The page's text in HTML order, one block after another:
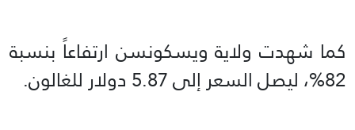
كما شهدت ولاية ويسكونسن ارتفاعاً بنسبة
82%، ليصل السعر إلى 5.87 دولار للغالون.